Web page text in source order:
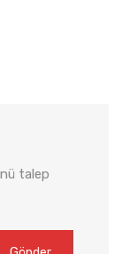
talep